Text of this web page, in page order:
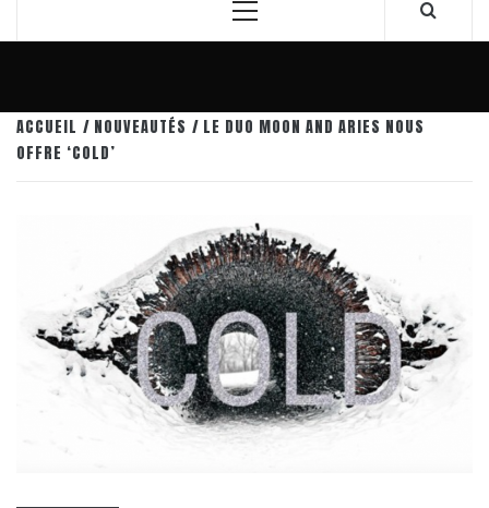
Menu
ACCUEIL NOUVEAUTÉS
LE DUO MOON AND ARIES NOUS
OFFRE ‘COLD’